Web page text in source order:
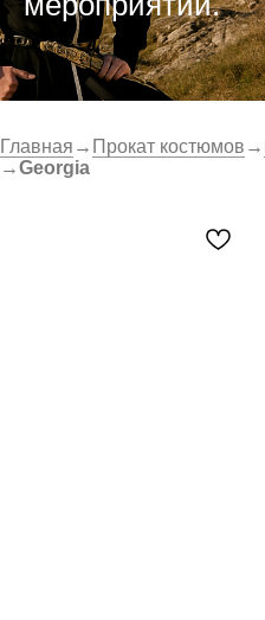
Главная → Прокат костюмов →
→Georgia